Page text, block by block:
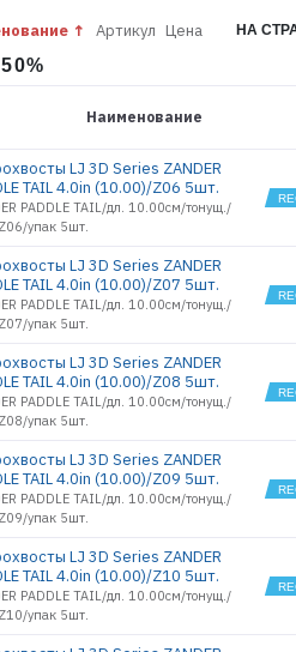
Артикул Цена НА
Наименование
LJ 3D Series ZANDER
TAIL 4.0in (10.00)/Z06 5шт.
PADDLE TAIL/дл. 10.00см/тонущ./
упак 5шт.
LJ 3D Series ZANDER
TAIL 4.0in (10.00)/Z07 5шт.
PADDLE TAIL/дл. 10.00см/тонущ./
упак 5шт.
LJ 3D Series ZANDER
TAIL 4.0in (10.00)/Z08 5шт.
PADDLE TAIL/дл. 10.00см/тонущ./
упак 5шт.
LJ 3D Series ZANDER
TAIL 4.0in (10.00)/Z09 5шт.
PADDLE TAIL/дл. 10.00см/тонущ./
упак 5шт.
LJ 3D Series ZANDER
TAIL 4.0in (10.00)/Z10 5шт.
PADDLE TAIL/дл. 10.00см/тонущ./
упак 5шт.